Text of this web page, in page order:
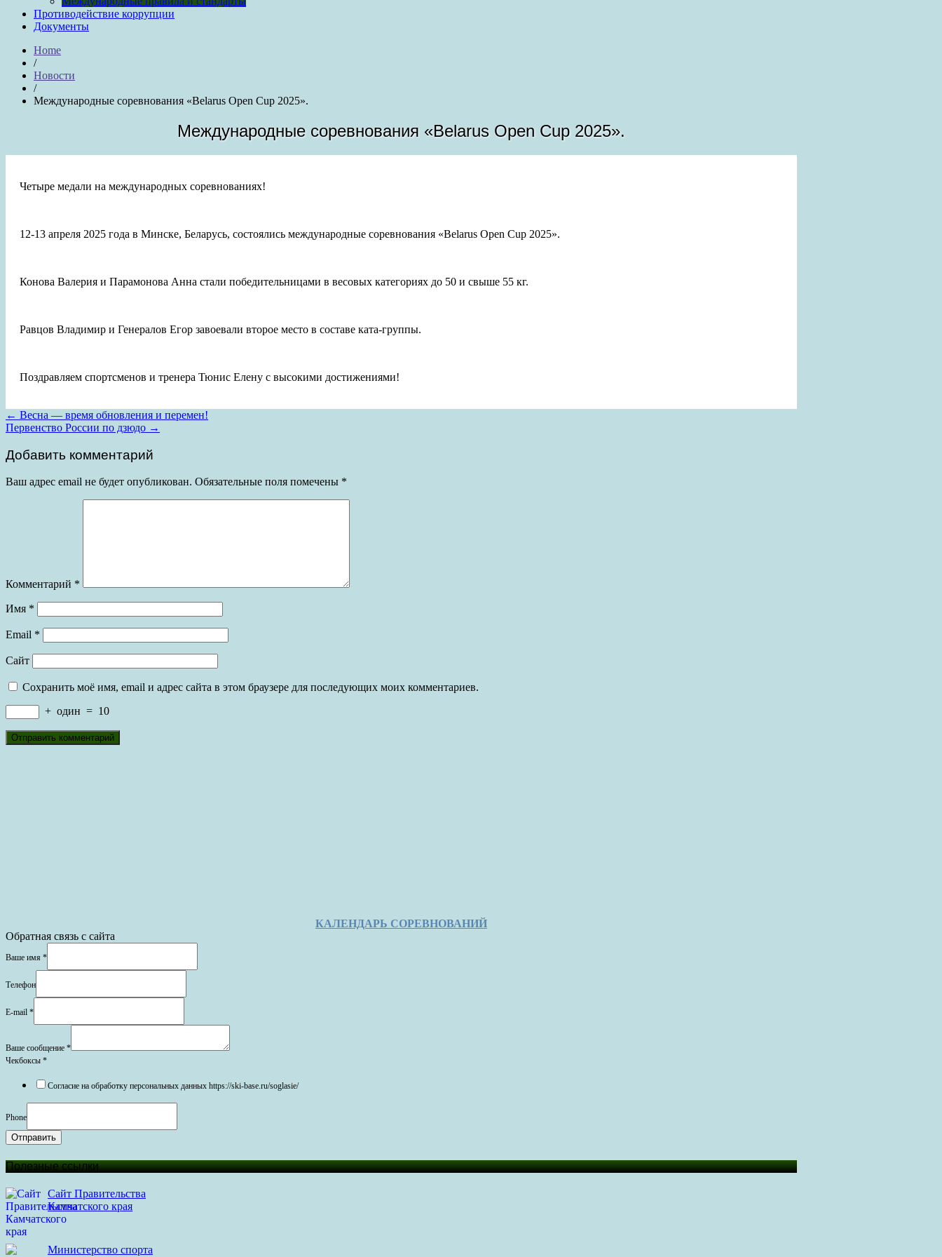
Противодействие коррупции
Документы
Home
/
Новости
/
Международные соревнования «Belarus Open Cup 2025».
Международные соревнования «Belarus Open Cup 2025».
Четыре медали на международных соревнованиях!
12-13 апреля 2025 года в Минске, Беларусь, состоялись международные соревнования «Belarus Open Cup 2025».
Конова Валерия и Парамонова Анна стали победительницами в весовых категориях до 50 и свыше 55 кг.
Равцов Владимир и Генералов Егор завоевали второе место в составе ката-группы.
Поздравляем спортсменов и тренера Тюнис Елену с высокими достижениями!
Post
navigation
← Весна — время обновления и перемен!
Первенство России по дзюдо →
Добавить комментарий
Ваш адрес email не будет опубликован. Обязательные поля помечены *
Комментарий *
Имя *
Email *
Сайт
Сохранить моё имя, email и адрес сайта в этом браузере для последующих моих комментариев.
+ один = 10
КАЛЕНДАРЬ СОРЕВНОВАНИЙ
Обратная связь с сайта
Ваше имя *
Телефон
E-mail *
Ваше сообщение *
Чекбоксы *
Согласие на обработку персональных данных https://ski-base.ru/soglasie/
Phone
Отправить
Полезные ссылки
Сайт Правительства
Камчатского края
Министерство спорта